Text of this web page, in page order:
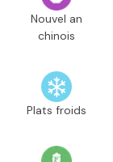
Nouvel an
chinois
Plats froids